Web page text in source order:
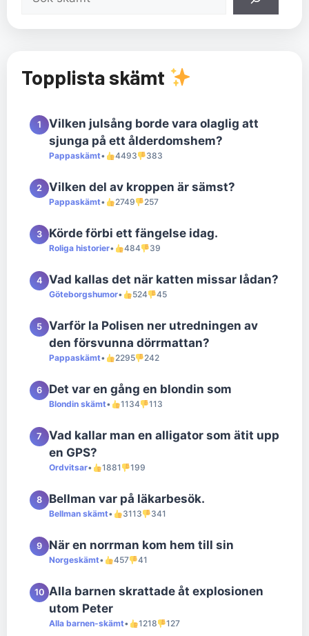
Topplista skämt
1
Vilken julsång borde vara olaglig att
sjunga på ett ålderdomshem?
Pappaskämt• 4493 383
2 Vilken del av kroppen är sämst?
Pappaskämt• 2749 257
3 Körde förbi ett fängelse idag.
Roliga historier• 484 39
4 Vad kallas det när katten missar lådan?
Göteborgshumor• 524 45
5
Varför la Polisen ner utredningen av
den försvunna dörrmattan?
Pappaskämt• 2295 242
6 Det var en gång en blondin som
Blondin skämt• 1134 113
7
Vad kallar man en alligator som ätit upp
en GPS?
Ordvitsar• 1881 199
8 Bellman var på läkarbesök.
Bellman skämt• 3113 341
9 När en norrman kom hem till sin
Norgeskämt• 457 41
10 Alla barnen skrattade åt explosionen
utom Peter
Alla barnen-skämt• 1218 127